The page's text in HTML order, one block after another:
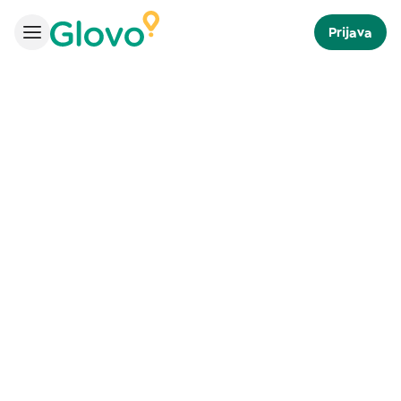
Prijava